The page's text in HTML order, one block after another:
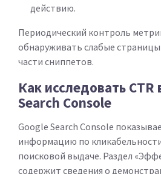
действию.
Периодический контроль
обнаруживать слабые
части сниппетов.
Как исследовать CTR
Search Console
Google Search Console
информацию по
поисковой выдаче. Раздел
содержит сведения о